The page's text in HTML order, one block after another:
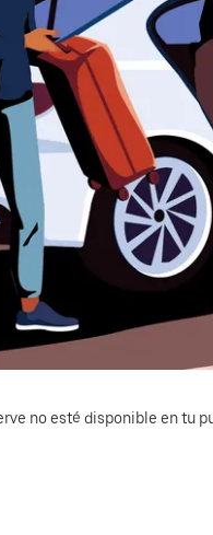
no esté disponible en tu